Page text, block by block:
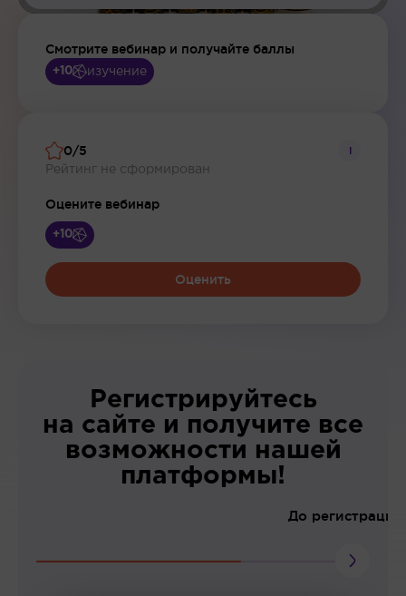
Смотрите вебинар и получайте баллы
+10 изучение
0/5
Рейтинг не сформирован
i
Оцените вебинар
+10
Оценить
Регистрируйтесь
на сайте и получите все
возможности нашей
платформы!
До регистрации